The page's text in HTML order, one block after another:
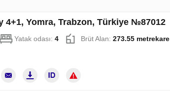
4+1, Yomra, Trabzon, Türkiye №87012
Yatak odası: 4 Brüt Alan: 273.55 metrekare